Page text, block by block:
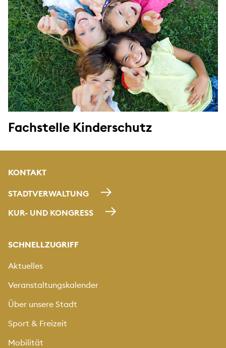
Fachstelle Kinderschutz
KONTAKT
STADTVERWALTUNG
KUR- UND KONGRESS
SCHNELLZUGRIFF
Aktuelles
Veranstaltungskalender
Über unsere Stadt
Sport & Freizeit
Mobilität